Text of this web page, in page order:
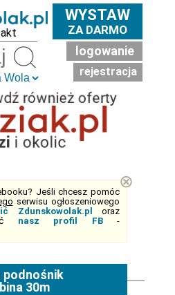
WYSTAW
ZA DARMO
logowanie
rejestracja
Jeśli chcesz pomóc
serwisu ogłoszeniowego
Zdunskowolak.pl
oraz
nasz profil FB-
⊗
podnośnik
30m